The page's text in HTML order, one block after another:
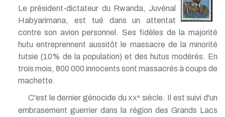
Le président-dictateur du Rwanda, Juvénal
Habyarimana, est tué dans un attentat
contre son avion personnel. Ses fidèles de la majorité
hutu entreprennent aussitôt le massacre de la minorité
tutsie (10% de la population) et des hutus modérés. En
trois mois, 800 000 innocents sont massacrés à coups de
machette.
C'est le dernier génocide duXX e siècle. Il est suivi d'un
embrasement guerrier dans la région des Grands Lacs